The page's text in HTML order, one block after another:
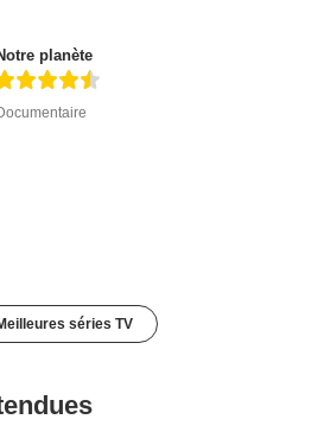
planète
séries TV